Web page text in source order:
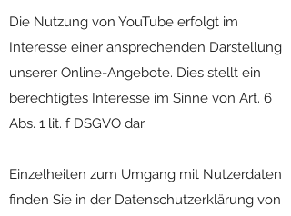
Die Nutzung von YouTube erfolgt im
Interesse einer ansprechenden Darstellung
unserer Online-Angebote. Dies stellt ein
berechtigtes Interesse im Sinne von Art. 6
Abs. 1 lit. f DSGVO dar.
Einzelheiten zum Umgang mit Nutzerdaten
finden Sie in der Datenschutzerklärung von